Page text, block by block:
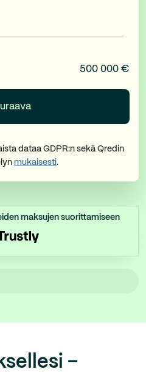
500 000 €
dataa GDPR:n sekä Qredin
mukaisesti.
maksujen suorittamiseen
–